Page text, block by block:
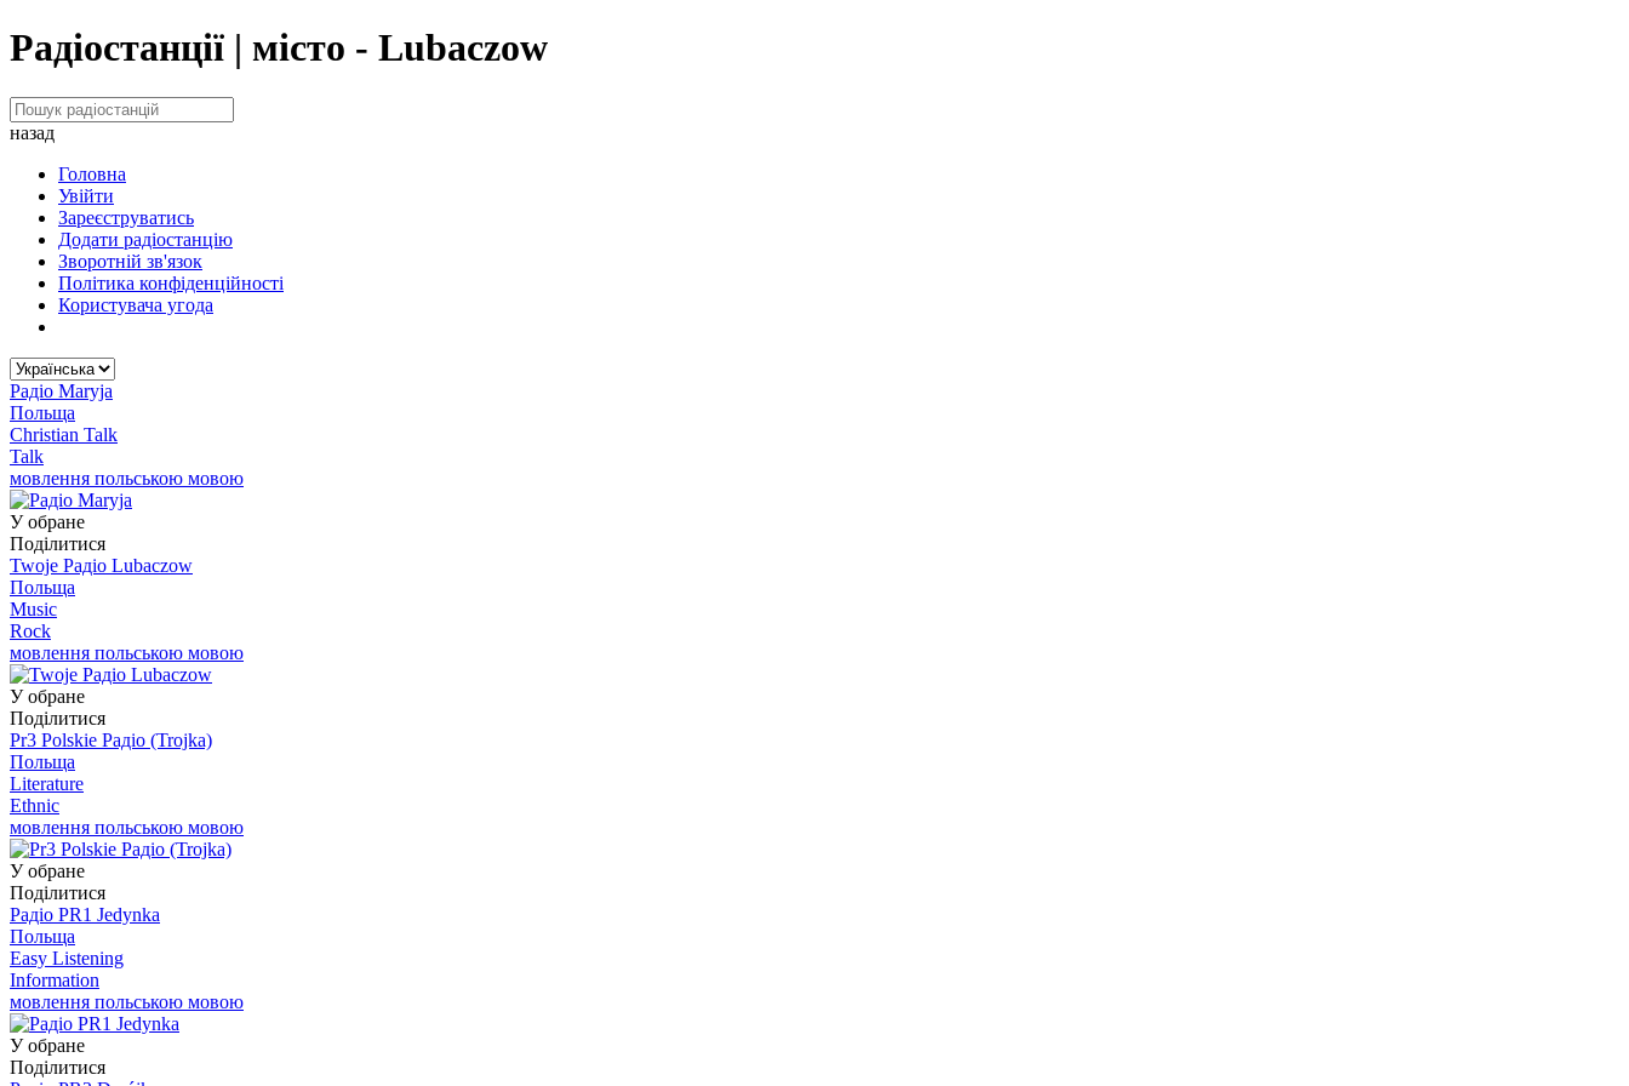
Радіостанції | місто - Lubaczow
назад
Головна
Увійти
Зареєструватись
Додати радіостанцію
Зворотній зв'язок
Політика конфіденційності
Користувача угода
Радіо Maryja
Польща
Christian Talk
Talk
мовлення польською мовою
У обране
Поділитися
Twoje Радіо Lubaczow
Польща
Music
Rock
мовлення польською мовою
У обране
Поділитися
Pr3 Polskie Радіо (Trojka)
Польща
Literature
Ethnic
мовлення польською мовою
У обране
Поділитися
Радіо PR1 Jedynka
Польща
Easy Listening
Information
мовлення польською мовою
У обране
Поділитися